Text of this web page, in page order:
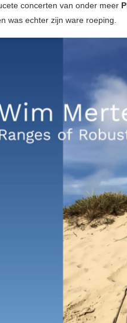
concerten van onder meer
was echter zijn ware roeping.